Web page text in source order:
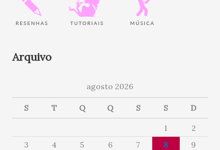
Arquivo
agosto 2026
S T Q Q S S D
1
2
3
4 5 6 7 8
9